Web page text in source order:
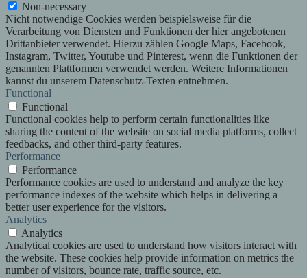
Non-necessary
Nicht notwendige Cookies werden beispielsweise für die
Verarbeitung von Diensten und Funktionen der hier angebotenen
Drittanbieter verwendet. Hierzu zählen Google Maps, Facebook,
Instagram, Twitter, Youtube und Pinterest, wenn die Funktionen der
genannten Plattformen verwendet werden. Weitere Informationen
kannst du unserem Datenschutz-Texten entnehmen.
Functional
Functional
Functional cookies help to perform certain functionalities like
sharing the content of the website on social media platforms, collect
feedbacks, and other third-party features.
Performance
Performance
Performance cookies are used to understand and analyze the key
performance indexes of the website which helps in delivering a
better user experience for the visitors.
Analytics
Analytics
Analytical cookies are used to understand how visitors interact with
the website. These cookies help provide information on metrics the
number of visitors, bounce rate, traffic source, etc.